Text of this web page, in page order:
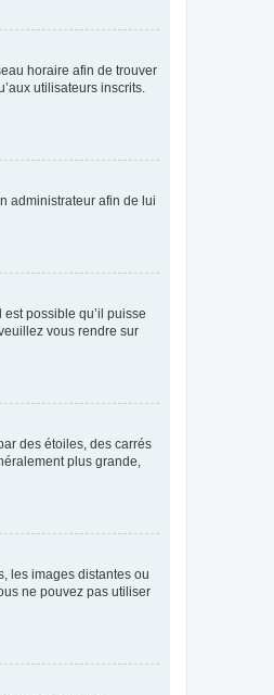
horaire afin de trouver
utilisateurs inscrits.
administrateur afin de lui
possible qu’il puisse
vous rendre sur
des étoiles, des carrés
plus grande,
les images distantes ou
ne pouvez pas utiliser